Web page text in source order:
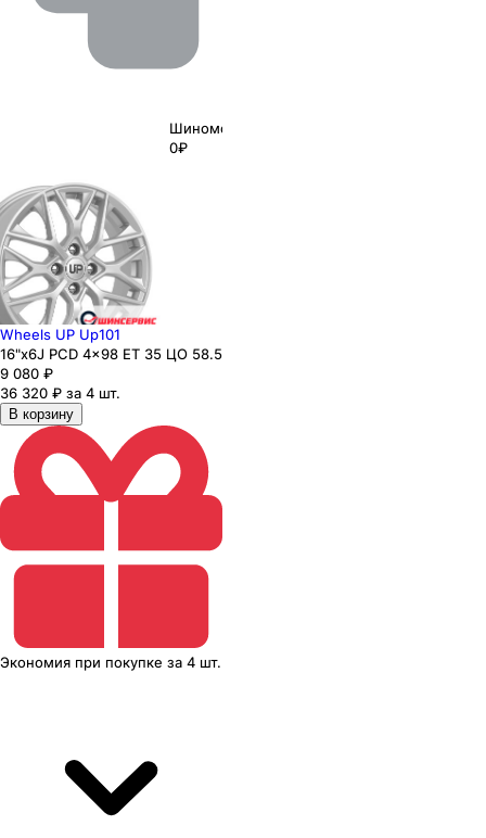
Шиномонтаж
0₽
Wheels UP Up101
16"x6J PCD 4x98 ЕТ 35 ЦО 58.5
9 080 ₽
36 320 ₽ за 4 шт.
В корзину
Экономия при покупке за 4 шт.